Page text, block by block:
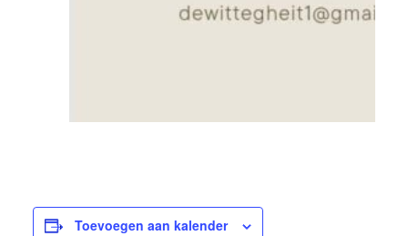
Toevoegen aan kalender